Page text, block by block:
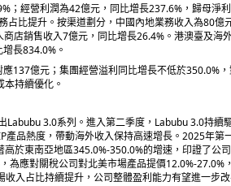
經營利潤為42億元，同比增長237.6%，歸母淨
比提升。按渠道劃分，中國內地業務收入為80
店銷售收入7億元，同比增長26.4%。港澳臺及海
長834.0%。
137億元；集團經營溢利同比增長不低於350.0%
持續優化。
3.0系列。進入第二季度，Labubu 3.0持續
品熱度，帶動海外收入保持高速增長。2025年第
於東南亞地區345.0%-350.0%的增速，印證了公
應對關稅公司對北美市場產品提價12.0%-27.0%
入占比持續提升，公司整體盈利能力有望進一步改